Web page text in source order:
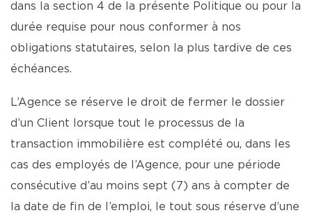
dans la section 4 de la présente Politique ou pour la
durée requise pour nous conformer à nos
obligations statutaires, selon la plus tardive de ces
échéances.
L’Agence se réserve le droit de fermer le dossier
d’un Client lorsque tout le processus de la
transaction immobilière est complété ou, dans les
cas des employés de l’Agence, pour une période
consécutive d’au moins sept (7) ans à compter de
la date de fin de l’emploi, le tout sous réserve d’une